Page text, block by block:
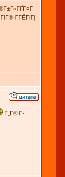
Г­ГЁГІГј
Г„Г® Г­